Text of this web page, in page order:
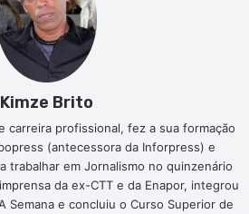
Kimze Brito
carreira profissional, fez a sua formação
(antecessora da Inforpress) e
trabalhar em Jornalismo no quinzenário
da ex-CTT e da Enapor, integrou
Semana e concluiu o Curso Superior de